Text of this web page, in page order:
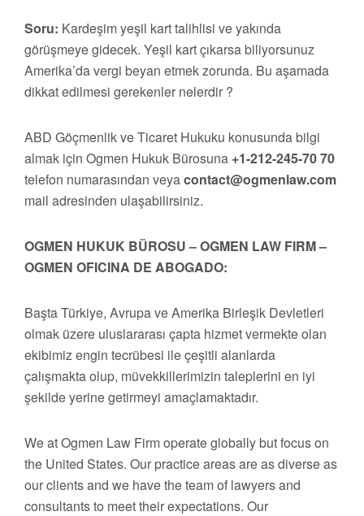
Soru: Kardeşim yeşil kart talihlisi ve yakında
görüşmeye gidecek. Yeşil kart çıkarsa biliyorsunuz
Amerika’da vergi beyan etmek zorunda. Bu aşamada
dikkat edilmesi gerekenler nelerdir ?
ABD Göçmenlik ve Ticaret Hukuku konusunda bilgi
almak için Ogmen Hukuk Bürosuna +1-212-245-70 70
telefon numarasından veyacontact@ogmenlaw.com
mail adresinden ulaşabilirsiniz.
OGMEN HUKUK BÜROSU – OGMEN LAW FIRM –
OGMEN OFICINA DE ABOGADO:
Başta Türkiye, Avrupa ve Amerika Birleşik Devletleri
olmak üzere uluslararası çapta hizmet vermekte olan
ekibimiz engin tecrübesi ile çeşitli alanlarda
çalışmakta olup, müvekkillerimizin taleplerini en iyi
şekilde yerine getirmeyi amaçlamaktadır.
We at Ogmen Law Firm operate globally but focus on
the United States. Our practice areas are as diverse as
our clients and we have the team of lawyers and
consultants to meet their expectations. Our